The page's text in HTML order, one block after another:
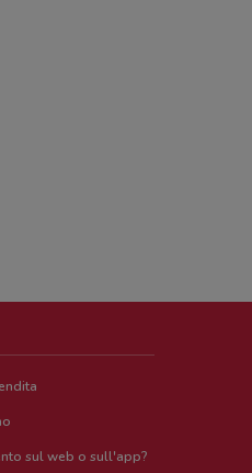
sul web o sull'app?